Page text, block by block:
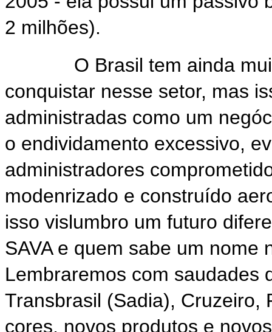
2 milhões).
O Brasil tem ainda
conquistar nesse setor, mas
administradas como um
o endividamento excessivo,
administradores
modenrizado e construído
isso vislumbro um futuro
SAVA e quem sabe um nome
Lembraremos com saudades
Transbrasil (Sadia), Cruzeiro,
cores, novos produtos e